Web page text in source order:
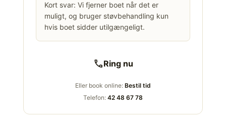
Kort svar: Vi fjerner boet når det er
muligt, og bruger støvbehandling kun
hvis boet sidder utilgængeligt.
callRing nu
Eller book online: Bestil tid
Telefon: 42 48 67 78